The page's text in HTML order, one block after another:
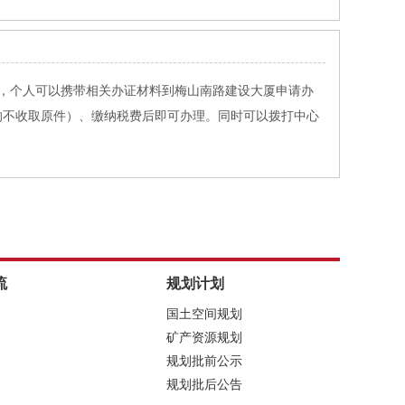
个人可以携带相关办证材料到梅山南路建设大厦申请办
收取原件）、缴纳税费后即可办理。同时可以拨打中心
规划计划
国土空间规划
矿产资源规划
规划批前公示
规划批后公告